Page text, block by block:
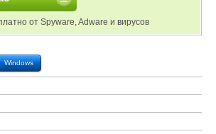
от Spyware, Adware и вирусов
Windows